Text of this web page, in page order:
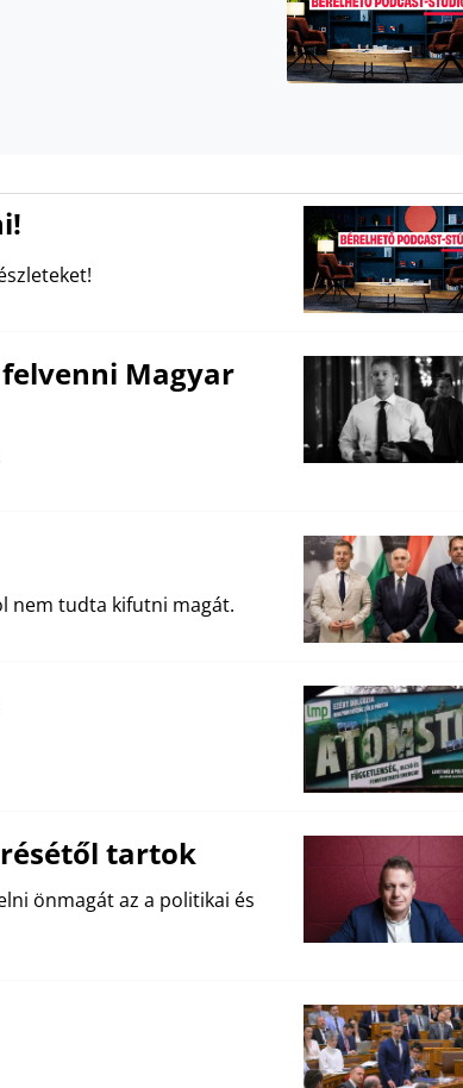
Magyar
nem tudta kifutni magát.
tartok
önmagát az a politikai és